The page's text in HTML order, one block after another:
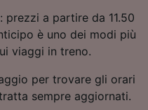
prezzi a partire da 11.50
è uno dei modi più
viaggi in treno.
per trovare gli orari
sempre aggiornati.